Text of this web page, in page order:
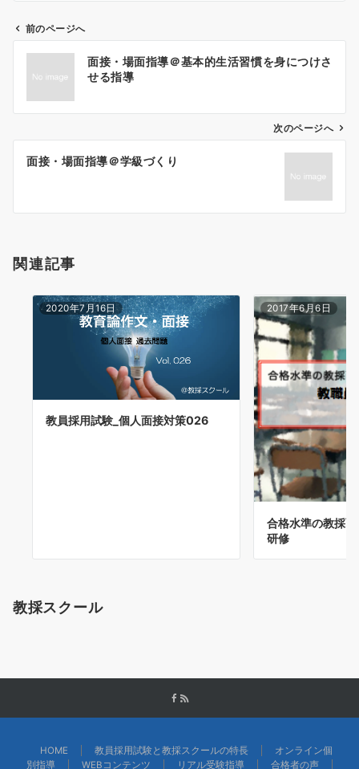
ン
前のページへ
面接・場面指導＠基本的生活習慣を身につけさ
せる指導
次のページへ
面接・場面指導＠学級づくり
関連記事
2020年7月16日
教員採用試験_個人面接対策026
2017年6月6日
合格水準の教採
研修
教採スクール
HOME 教員採用試験と教採スクールの特長
オンライン個
別指導
WEBコンテンツ リアル受験指導 合格者の声